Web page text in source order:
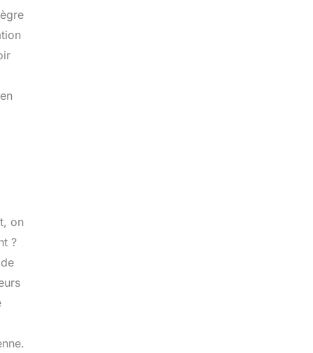
on
?